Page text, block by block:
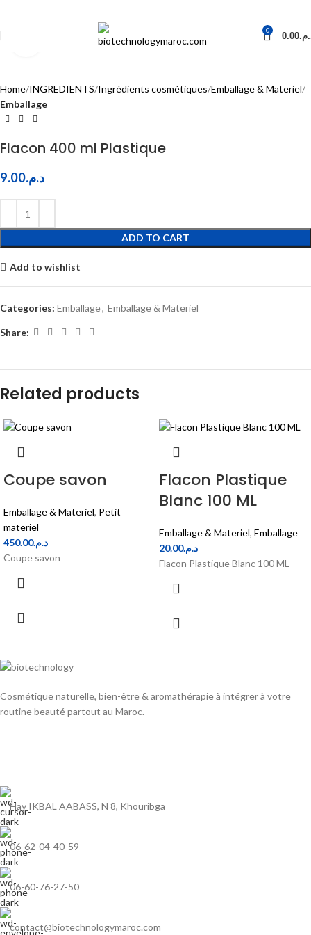
0 0.00
Click to enlarge
Home INGREDIENTS Ingrédients cosmétiques Emballage & Materiel
Emballage
Flacon 400 ml Plastique
د.م.9.00
ADD TO CART
Add to wishlist
Categories: Emballage, Emballage & Materiel
Share:
Related products
Coupe savon
Emballage & Materiel, Petit
materiel
د.م.450.00
Coupe savon
Flacon Plastique
Blanc 100 ML
Emballage & Materiel, Emballage
د.م.20.00
Flacon Plastique Blanc 100 ML
Cosmétique naturelle, bien-être & aromathérapie à intégrer à votre
routine beauté partout au Maroc.
Hay IKBAL AABASS, N 8, Khouribga
06-62-04-40-59
06-60-76-27-50
contact@biotechnologymaroc.com